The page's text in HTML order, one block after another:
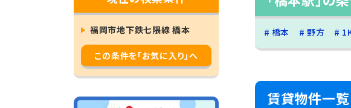
福岡市地下鉄七隈線 橋本
この条件を「お気に入り」へ
橋本 野方
賃貸物件一覧